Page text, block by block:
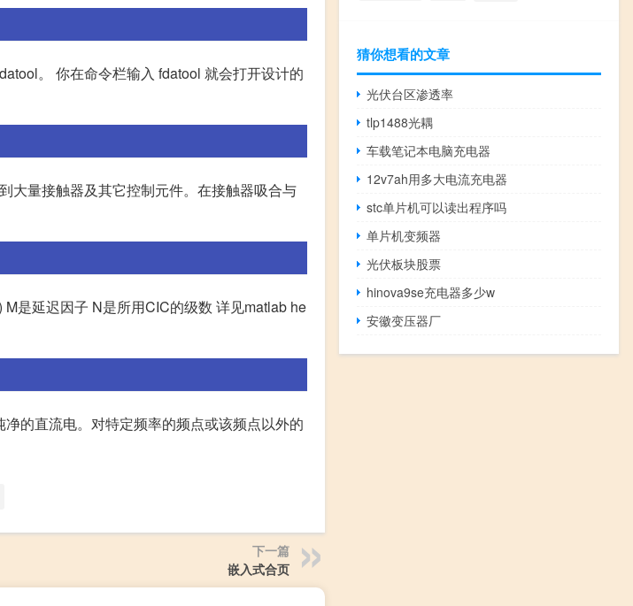
。 你在命令栏输入 fdatool 就会打开设计的
大量接触器及其它控制元件。在接触器吸合与
是延迟因子 N是所用CIC的级数 详见matlab he
的直流电。对特定频率的频点或该频点以外的
下一篇
嵌入式合页
猜你想看的文章
光伏台区渗透率
tlp1488光耦
车载笔记本电脑充电器
12v7ah用多大电流充电器
stc单片机可以读出程序吗
单片机变频器
光伏板块股票
hinova9se充电器多少w
安徽变压器厂